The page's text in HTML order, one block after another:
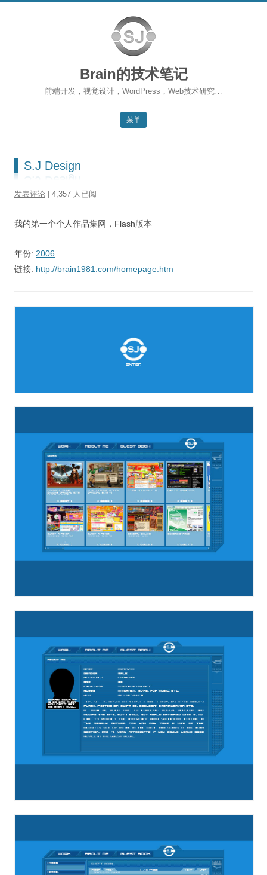
Brain的技术笔记
前端开发，视觉设计，WordPress，Web技术研究…
菜单
前端开发
视觉/交互设计
关于本站
S.J Design
发表评论 | 4,357 人已阅
我的第一个个人作品集网，Flash版本
年份: 2006
链接: http://brain1981.com/homepage.htm